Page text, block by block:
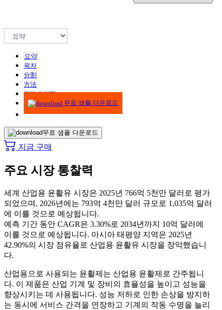
요약
목차
分割
方法
인포그래픽
무료 샘플 다운로드
무료 샘플 다운로드
지금 구매
주요 시장 통찰력
세계 산업용 윤활유 시장은 2025년 766억 5천만 달러로 평가
되었으며, 2026년에는 793억 4천만 달러 규모로 1,035억 달러
에 이를 것으로 예상됩니다.
예측 기간 동안 CAGR은 3.30%로 2034년까지 10억 달러에
이를 것으로 예상됩니다. 아시아 태평양 지역은 2025년
42.90%의 시장 점유율로 산업용 윤활유 시장을 장악했습니
다.
산업용으로 사용되는 윤활제는 산업용 윤활제로 간주됩니
다. 이 제품은 산업 기계 및 장비의 효율성을 높이고 성능을
향상시키는 데 사용됩니다. 성능 저하로 인한 손상을 방지하
는 동시에 서비스 간격을 연장하고 기계의 작동 수명을 늘리